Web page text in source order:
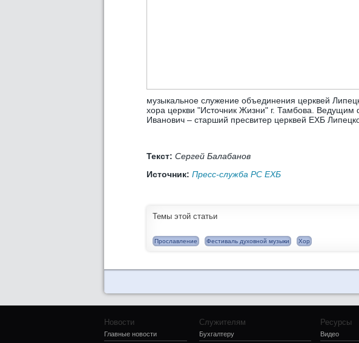
музыкальное служение объединения церквей
хора церкви "Источник Жизни" г. Тамбова.
Иванович – старший пресвитер церквей ЕХБ
Текст: Сергей Балабанов
Источник: Пресс-служба РС ЕХБ
Темы этой статьи
Прославление Фестиваль духовной музыки Хор
Новости
Главные новости
Служителям
Бухгалтеру
Ресурсы
Видео